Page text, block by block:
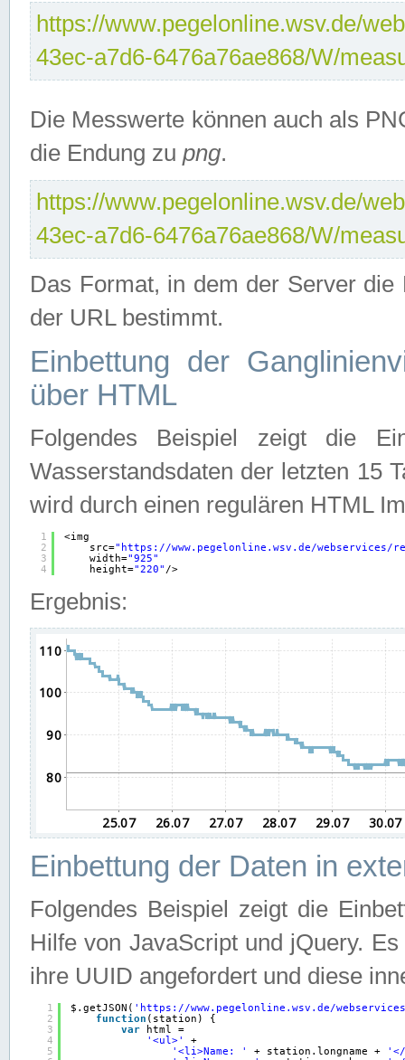
https://www.pegelonline.wsv.de/
43ec-a7d6-6476a76ae868/W/
Die Messwerte können auch als
die Endung zu png.
https://www.pegelonline.wsv.de/
43ec-a7d6-6476a76ae868/W/
Das Format, in dem der Server
der URL bestimmt.
Einbettung der
über HTML
Folgendes Beispiel zeigt die
Wasserstandsdaten der letzten 15
wird durch einen regulären HTML
1
2
3
4
<img
src=" https://www.pegelonline.wsv.de/webservices/
width="925"
height="220" />
Ergebnis:
Einbettung der Daten in
Folgendes Beispiel zeigt die
Hilfe von JavaScript und jQuery.
ihre UUID angefordert und diese
1
2
3
4
5
$.getJSON( ' https://www.pegelonline.wsv.de/
function (station) {
var
html =
'<ul>'
+
'<li>Name: '
+ station.longname +